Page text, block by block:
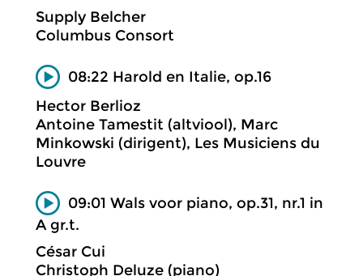
Supply Belcher
Columbus Consort
08:22 Harold en Italie, op.16
Hector Berlioz
Antoine Tamestit (altviool), Marc
Minkowski (dirigent), Les Musiciens du
Louvre
09:01 Wals voor piano, op.31, nr.1 in
A gr.t.
César Cui
Christoph Deluze (piano)